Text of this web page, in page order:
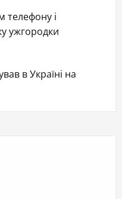
телефону і
ужгородки
в Україні на